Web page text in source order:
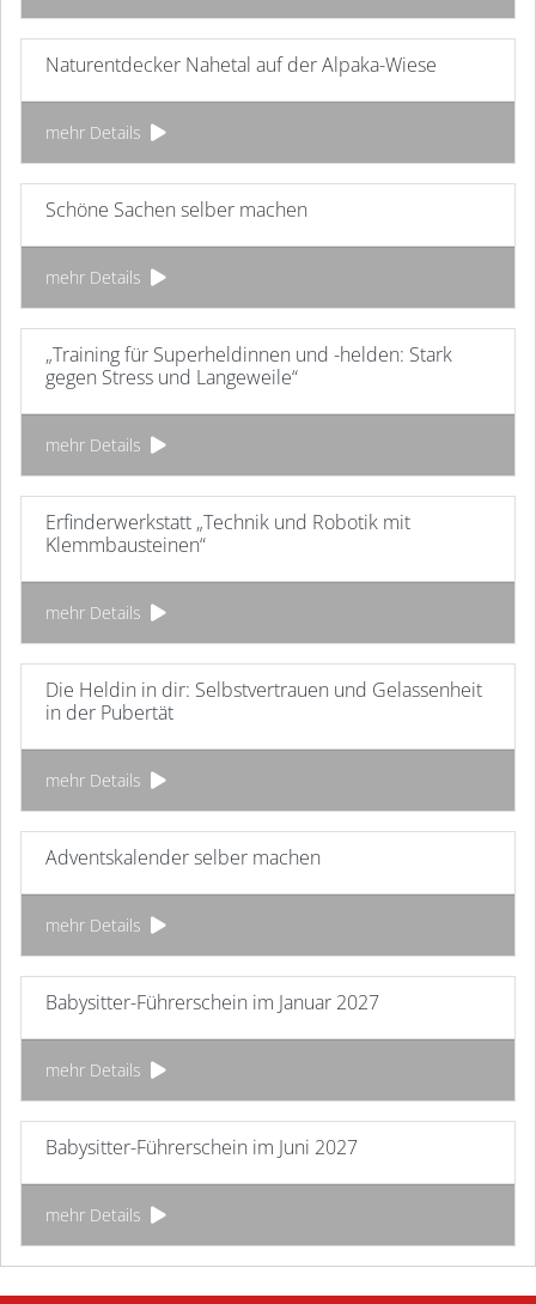
Naturentdecker Nahetal auf der Alpaka-Wiese
mehr Details
Schöne Sachen selber machen
mehr Details
„Training für Superheldinnen und -helden: Stark
gegen Stress und Langeweile“
mehr Details
Erfinderwerkstatt „Technik und Robotik mit
Klemmbausteinen“
mehr Details
Die Heldin in dir: Selbstvertrauen und Gelassenheit
in der Pubertät
mehr Details
Adventskalender selber machen
mehr Details
Babysitter-Führerschein im Januar 2027
mehr Details
Babysitter-Führerschein im Juni 2027
mehr Details